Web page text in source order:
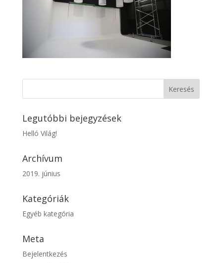
Legutóbbi bejegyzések
Helló Világ!
Archívum
2019. június
Kategóriák
Egyéb kategória
Meta
Bejelentkezés